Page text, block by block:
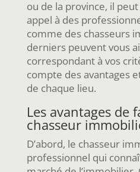
ou de la province, il
appel à des
comme des chasseurs
derniers peuvent vous
correspondant à vos
compte des avantages
de chaque lieu.
Les avantages de
chasseur
D’abord, le chasseur
professionnel qui